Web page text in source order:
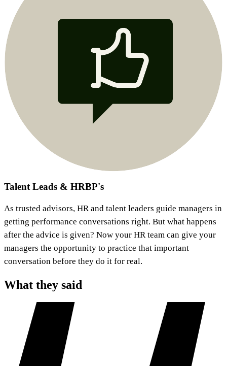
Talent Leads & HRBP's​​​​‌ ‍ ​‍​‍‌‍ ‌ ​‍‌‍‍‌‌‍‌ ‌‍‍‌‌‍ ‍​‍​‍​ ‍‍​‍​‍‌ ​ ‌‍​‌‌‍ ‍‌‍‍‌‌ ‌​‌ ‍‌​‍ ‍‌‍‍‌‌‍ ​‍​‍​‍ ​​‍​‍‌‍‍​‌ ​‍‌‍‌‌‌‍‌‍​‍​‍​ ‍‍​‍​‍‌‍‍​‌ ‌​‌ ‌​‌ ​​​ ‍‍​‍ ​‍ ‌‍ ​‌‍ ‌‍​ ‌‍​‌‌‍ ​‌‍‍​‌‍ ‌ ​ ‌ ‌​​ ‍‍​ ​ ​ ​ ​ ​ ​ ​ ​‍ ‌‍‍‌‌‍ ‍‌ ‌​‌‍‌‌‌‍ ‍‌ ‌​​‍ ‌‍‌‌‌‍‌​‌‍‍‌‌ ‌​​‍ ‌‍ ‌‌‍ ‌‍‌​‌‍‌‌​ ‌‌ ​​‌ ​‍‌‍‌‌‌ ​ ‌‍‌‌‌‍ ‍‌ ‌​‌‍​‌‌ ‌​‌‍‍‌‌‍ ‌‍ ‍​ ‍ ‌‍‍‌‌‍‌​​ ‌​ ​‌​ ​‍‌‍​ ​ ​ ‌‍‌‍‌‍​ ‌‍​ ‌‍‌‌​‍ ‌​ ‌​​ ​‍‌‍‌​​ ​‌​‍ ‌​ ‌​​ ‌‍‌‍‌​‌‍​ ​‍ ‌​ ‍‌​ ‍​‌‍‌‌‌‍​‍​‍ ‌‌‍​ ​ ​‌‌‍‌‌‌‍​ ​ ​‍‌‍‌​‌‍‌‌‌‍‌​‌‍​ ‌‍‌‌​ ‌‍​ ‌​​ ‍ ‌ ‌​‌ ‍‌‌ ​​‌‍‌‌​ ‌‌ ​​‌‍​‌‌‍‌ ‌‍‌‌​ ‍ ‌ ​​‌‍​‌‌ ‌​‌‍‍​​ ‌‌ ​​‌‍​‌‌‍‌ ‌‍‌‌‌​​‍‌ ‌‌‌‍‍‌‌‍ ​‌‍‌​‌‍‌‌‌ ​‍​‍‌‌​ ‌‌‌​​‍‌‌ ‌‍‍ ‌‍‌‌‌ ‍‌​‍‌‌​ ​ ‌​‌​​‍‌‌​ ​ ‌​‌​​‍‌‌​ ​‍​ ​‍​ ‌​​ ​ ‌‍‌‍‌‍‌​‌‍​‍​ ‌ ​ ‍‌​ ​​​ ​‍‌‍​‍​ ‌‌‌‍​‍​‍‌‌​ ​‍​ ​‍​‍‌‌​ ‌‌‌​‌​​‍ ‍‌‍​ ‌‍​‌‌ ​‍‌‍‌​‌ ​ ​‍‌‌​ ‌‌‌​​‍‌‌ ‌‍‍ ‌‍‌‌‌ ‍‌​‍‌‌​ ​ ‌​‌​​‍‌‌​ ​ ‌​‌​​‍‌‌​ ​‍​ ​‍​ ‍​‌‍‌‍​ ‌​​ ​ ​ ‌ ​ ​‍‌‍​‌​ ‌​‌‍‌‌​ ‌‌​ ‌‍​ ​​​‍‌‌​ ​‍​ ​‍​‍‌‌​ ‌‌‌​‌​​‍ ‍‌ ‌​‌‍‍‌‌ ‌​‌‍ ​‌‍‌‌​ ‌‍​‍‌‍​‌‌ ​ ‌‍‌‌‌‌‌‌‌ ​‍‌‍ ​​ ‌‌‍‍​‌ ‌​‌ ‌​‌ ​​​‍‌‌​ ​ ‌​​‌​‍‌‌​ ​‍‌​‌‍​‍‌‌​ ​‍‌​‌‍‌‍ ​‌‍ ‌‍​ ‌‍​‌‌‍ ​‌‍‍​‌‍ ‌ ​ ‌ ‌​​‍‌‌​ ​ ‌​​‌​ ​ ​ ​ ​ ​ ​ ​ ​‍‌‍‌‍‍‌‌‍‌​​ ‌​ ​‌​ ​‍‌‍​ ​ ​ ‌‍‌‍‌‍​ ‌‍​ ‌‍‌‌​‍ ‌​ ‌​​ ​‍‌‍‌​​ ​‌​‍ ‌​ ‌​​ ‌‍‌‍‌​‌‍​ ​‍ ‌​ ‍‌​ ‍​‌‍‌‌‌‍​‍​‍ ‌‌‍​ ​ ​‌‌‍‌‌‌‍​ ​ ​‍‌‍‌​‌‍‌‌‌‍‌​‌‍​ ‌‍‌‌​ ‌‍​ ‌​​‍‌‍‌ ‌​‌ ‍‌‌ ​​‌‍‌‌​ ‌‌ ​​‌‍​‌‌‍‌ ‌‍‌‌​‍‌‍‌ ​​‌‍​‌‌ ‌​‌‍‍​​ ‌‌ ​​‌‍​‌‌‍‌ ‌‍‌‌‌​​‍‌ ‌‌‌‍‍‌‌‍ ​‌‍‌​‌‍‌‌‌ ​‍​‍‌‌​ ‌‌‌​​‍‌‌ ‌‍‍ ‌‍‌‌‌ ‍‌​‍‌‌​ ​ ‌​‌​​‍‌‌​ ​ ‌​‌​​‍‌‌​ ​‍​ ​‍​ ‌​​ ​ ‌‍‌‍‌‍‌​‌‍​‍​ ‌ ​ ‍‌​ ​​​ ​‍‌‍​‍​ ‌‌‌‍​‍​‍‌‌​ ​‍​ ​‍​‍‌‌​ ‌‌‌​‌​​‍ ‍‌‍​ ‌‍​‌‌ ​‍‌‍‌​‌ ​ ​‍‌‌​ ‌‌‌​​‍‌‌ ‌‍‍ ‌‍‌‌‌ ‍‌​‍‌‌​ ​ ‌​‌​​‍‌‌​ ​ ‌​‌​​‍‌‌​ ​‍​ ​‍​ ‍​‌‍‌‍​ ‌​​ ​ ​ ‌ ​ ​‍‌‍​‌​ ‌​‌‍‌‌​ ‌‌​ ‌‍​ ​​​‍‌‌​ ​‍​ ​‍​‍‌‌​ ‌‌‌​‌​​‍ ‍‌ ‌​‌‍‍‌‌ ‌​‌‍ ​‌‍‌‌​‍‌‍‌ ​​‌‍‌‌‌ ​‍‌ ​ ‌ ​​‌‍‌‌‌‍​ ‌ ‌​‌‍‍‌‌ ‌‍‌‍‌‌​ ‌‌ ​​‌ ‌‌‌‍​‍‌‍ ​‌‍‍‌‌ ​ ‌‍‍​‌‍‌‌‌‍‌​​‍​‍‌ ‌
As trusted advisors, HR and talent leaders guide managers in
getting performance conversations right. But what happens
after the advice is given? Now your HR team can give your
managers the opportunity to practice that important
conversation before they do it for real.​​​​‌ ‍ ​‍​‍‌‍ ‌ ​‍‌‍‍‌‌‍‌ ‌‍‍‌‌‍ ‍​‍​‍​ ‍‍​‍​‍‌ ​ ‌‍​‌‌‍ ‍‌‍‍‌‌ ‌​‌ ‍‌​‍ ‍‌‍‍‌‌‍ ​‍​‍​‍ ​​‍​‍‌‍‍​‌ ​‍‌‍‌‌‌‍‌‍​‍​‍​ ‍‍​‍​‍‌‍‍​‌ ‌​‌ ‌​‌ ​​​ ‍‍​‍ ​‍ ‌‍ ​‌‍ ‌‍​ ‌‍​‌‌‍ ​‌‍‍​‌‍ ‌ ​ ‌ ‌​​ ‍‍​ ​ ​ ​ ​ ​ ​ ​ ​‍ ‌‍‍‌‌‍ ‍‌ ‌​‌‍‌‌‌‍ ‍‌ ‌​​‍ ‌‍‌‌‌‍‌​‌‍‍‌‌ ‌​​‍ ‌‍ ‌‌‍ ‌‍‌​‌‍‌‌​ ‌‌ ​​‌ ​‍‌‍‌‌‌ ​ ‌‍‌‌‌‍ ‍‌ ‌​‌‍​‌‌ ‌​‌‍‍‌‌‍ ‌‍ ‍​ ‍ ‌‍‍‌‌‍‌​​ ‌​ ​‌​ ​‍‌‍​ ​ ​ ‌‍‌‍‌‍​ ‌‍​ ‌‍‌‌​‍ ‌​ ‌​​ ​‍‌‍‌​​ ​‌​‍ ‌​ ‌​​ ‌‍‌‍‌​‌‍​ ​‍ ‌​ ‍‌​ ‍​‌‍‌‌‌‍​‍​‍ ‌‌‍​ ​ ​‌‌‍‌‌‌‍​ ​ ​‍‌‍‌​‌‍‌‌‌‍‌​‌‍​ ‌‍‌‌​ ‌‍​ ‌​​ ‍ ‌ ‌​‌ ‍‌‌ ​​‌‍‌‌​ ‌‌ ​​‌‍​‌‌‍‌ ‌‍‌‌​ ‍ ‌ ​​‌‍​‌‌ ‌​‌‍‍​​ ‌‌ ​​‌‍​‌‌‍‌ ‌‍‌‌‌​​‍‌ ‌‌‌‍‍‌‌‍ ​‌‍‌​‌‍‌‌‌ ​‍​‍‌‌​ ‌‌‌​​‍‌‌ ‌‍‍ ‌‍‌‌‌ ‍‌​‍‌‌​ ​ ‌​‌​​‍‌‌​ ​ ‌​‌​​‍‌‌​ ​‍​ ​‍​ ‌​​ ​ ‌‍‌‍‌‍‌​‌‍​‍​ ‌ ​ ‍‌​ ​​​ ​‍‌‍​‍​ ‌‌‌‍​‍​‍‌‌​ ​‍​ ​‍​‍‌‌​ ‌‌‌​‌​​‍ ‍‌‍​ ‌‍​‌‌ ​‍‌‍‌​‌ ​ ​‍‌‌​ ‌‌‌​​‍‌‌ ‌‍‍ ‌‍‌‌‌ ‍‌​‍‌‌​ ​ ‌​‌​​‍‌‌​ ​ ‌​‌​​‍‌‌​ ​‍​ ​‍​ ‍​‌‍‌‍​ ‌​​ ​ ​ ‌ ​ ​‍‌‍​‌​ ‌​‌‍‌‌​ ‌‌​ ‌‍​ ​​​‍‌‌​ ​‍​ ​‍​‍‌‌​ ‌‌‌​‌​​‍ ‍‌ ​‍‌‍‍‌‌‍​ ‌‍‍​‌‌‌​‌‍‌‌‌ ‍​‌ ‌​​‍‌‌​ ‌‌‌​​‍‌‌ ‌‍‍ ‌‍‌‌‌ ‍‌​‍‌‌​ ​ ‌​‌​​‍‌‌​ ​ ‌​‌​​‍‌‌​ ​‍​ ​‍​ ‍​‌‍‌‌​ ‌​‌‍‌‍​ ‌​​ ​ ‌‍​ ​ ​‌​ ​ ​ ​‌‌‍​ ‌‍​ ​‍‌‌​ ​‍​ ​‍​‍‌‌​ ‌‌‌​‌​​‍ ‍‌‍​ ‌‍‍​‌‍‍‌‌‍ ​‌‍‌​‌ ​‍‌‍‌‌‌‍ ‍​‍‌‌​ ‌‌‌​​‍‌‌ ‌‍‍ ‌‍‌‌‌ ‍‌​‍‌‌​ ​ ‌​‌​​‍‌‌​ ​ ‌​‌​​‍‌‌​ ​‍​ ​‍​ ​‌‌‍‌‍‌‍​‍​ ‌‌‌‍‌​‌‍​‌‌‍‌‌​ ‌‍‌‍‌​​ ​‍​ ‌​‌‍‌‌​‍‌‌​ ​‍​ ​‍​‍‌‌​ ‌‌‌​‌​​‍ ‍‌ ‌​‌‍‌‌‌ ‍​‌ ‌​​ ‌‍​‍‌‍​‌‌ ​ ‌‍‌‌‌‌‌‌‌ ​‍‌‍ ​​ ‌‌‍‍​‌ ‌​‌ ‌​‌ ​​​‍‌‌​ ​ ‌​​‌​‍‌‌​ ​‍‌​‌‍​‍‌‌​ ​‍‌​‌‍‌‍ ​‌‍ ‌‍​ ‌‍​‌‌‍ ​‌‍‍​‌‍ ‌ ​ ‌ ‌​​‍‌‌​ ​ ‌​​‌​ ​ ​ ​ ​ ​ ​ ​ ​‍‌‍‌‍‍‌‌‍‌​​ ‌​ ​‌​ ​‍‌‍​ ​ ​ ‌‍‌‍‌‍​ ‌‍​ ‌‍‌‌​‍ ‌​ ‌​​ ​‍‌‍‌​​ ​‌​‍ ‌​ ‌​​ ‌‍‌‍‌​‌‍​ ​‍ ‌​ ‍‌​ ‍​‌‍‌‌‌‍​‍​‍ ‌‌‍​ ​ ​‌‌‍‌‌‌‍​ ​ ​‍‌‍‌​‌‍‌‌‌‍‌​‌‍​ ‌‍‌‌​ ‌‍​ ‌​​‍‌‍‌ ‌​‌ ‍‌‌ ​​‌‍‌‌​ ‌‌ ​​‌‍​‌‌‍‌ ‌‍‌‌​‍‌‍‌ ​​‌‍​‌‌ ‌​‌‍‍​​ ‌‌ ​​‌‍​‌‌‍‌ ‌‍‌‌‌​​‍‌ ‌‌‌‍‍‌‌‍ ​‌‍‌​‌‍‌‌‌ ​‍​‍‌‌​ ‌‌‌​​‍‌‌ ‌‍‍ ‌‍‌‌‌ ‍‌​‍‌‌​ ​ ‌​‌​​‍‌‌​ ​ ‌​‌​​‍‌‌​ ​‍​ ​‍​ ‌​​ ​ ‌‍‌‍‌‍‌​‌‍​‍​ ‌ ​ ‍‌​ ​​​ ​‍‌‍​‍​ ‌‌‌‍​‍​‍‌‌​ ​‍​ ​‍​‍‌‌​ ‌‌‌​‌​​‍ ‍‌‍​ ‌‍​‌‌ ​‍‌‍‌​‌ ​ ​‍‌‌​ ‌‌‌​​‍‌‌ ‌‍‍ ‌‍‌‌‌ ‍‌​‍‌‌​ ​ ‌​‌​​‍‌‌​ ​ ‌​‌​​‍‌‌​ ​‍​ ​‍​ ‍​‌‍‌‍​ ‌​​ ​ ​ ‌ ​ ​‍‌‍​‌​ ‌​‌‍‌‌​ ‌‌​ ‌‍​ ​​​‍‌‌​ ​‍​ ​‍​‍‌‌​ ‌‌‌​‌​​‍ ‍‌ ​‍‌‍‍‌‌‍​ ‌‍‍​‌‌‌​‌‍‌‌‌ ‍​‌ ‌​​‍‌‌​ ‌‌‌​​‍‌‌ ‌‍‍ ‌‍‌‌‌ ‍‌​‍‌‌​ ​ ‌​‌​​‍‌‌​ ​ ‌​‌​​‍‌‌​ ​‍​ ​‍​ ‍​‌‍‌‌​ ‌​‌‍‌‍​ ‌​​ ​ ‌‍​ ​ ​‌​ ​ ​ ​‌‌‍​ ‌‍​ ​‍‌‌​ ​‍​ ​‍​‍‌‌​ ‌‌‌​‌​​‍ ‍‌‍​ ‌‍‍​‌‍‍‌‌‍ ​‌‍‌​‌ ​‍‌‍‌‌‌‍ ‍​‍‌‌​ ‌‌‌​​‍‌‌ ‌‍‍ ‌‍‌‌‌ ‍‌​‍‌‌​ ​ ‌​‌​​‍‌‌​ ​ ‌​‌​​‍‌‌​ ​‍​ ​‍​ ​‌‌‍‌‍‌‍​‍​ ‌‌‌‍‌​‌‍​‌‌‍‌‌​ ‌‍‌‍‌​​ ​‍​ ‌​‌‍‌‌​‍‌‌​ ​‍​ ​‍​‍‌‌​ ‌‌‌​‌​​‍ ‍‌ ‌​‌‍‌‌‌ ‍​‌ ‌​​‍‌‍‌ ​​‌‍‌‌‌ ​‍‌ ​ ‌ ​​‌‍‌‌‌‍​ ‌ ‌​‌‍‍‌‌ ‌‍‌‍‌‌​ ‌‌ ​​‌ ‌‌‌‍​‍‌‍ ​‌‍‍‌‌ ​ ‌‍‍​‌‍‌‌‌‍‌​​‍​‍‌ ‌
What they said​​​​‌ ‍ ​‍​‍‌‍ ‌ ​‍‌‍‍‌‌‍‌ ‌‍‍‌‌‍ ‍​‍​‍​ ‍‍​‍​‍‌ ​ ‌‍​‌‌‍ ‍‌‍‍‌‌ ‌​‌ ‍‌​‍ ‍‌‍‍‌‌‍ ​‍​‍​‍ ​​‍​‍‌‍‍​‌ ​‍‌‍‌‌‌‍‌‍​‍​‍​ ‍‍​‍​‍‌‍‍​‌ ‌​‌ ‌​‌ ​​​ ‍‍​‍ ​‍ ‌‍ ​‌‍ ‌‍​ ‌‍​‌‌‍ ​‌‍‍​‌‍ ‌ ​ ‌ ‌​​ ‍‍​ ​ ​ ​ ​ ​ ​ ​ ​‍ ‌‍‍‌‌‍ ‍‌ ‌​‌‍‌‌‌‍ ‍‌ ‌​​‍ ‌‍‌‌‌‍‌​‌‍‍‌‌ ‌​​‍ ‌‍ ‌‌‍ ‌‍‌​‌‍‌‌​ ‌‌ ​​‌ ​‍‌‍‌‌‌ ​ ‌‍‌‌‌‍ ‍‌ ‌​‌‍​‌‌ ‌​‌‍‍‌‌‍ ‌‍ ‍​ ‍ ‌‍‍‌‌‍‌​​ ‌​ ​‌​ ​‍‌‍​ ​ ​ ‌‍‌‍‌‍​ ‌‍​ ‌‍‌‌​‍ ‌​ ‌​​ ​‍‌‍‌​​ ​‌​‍ ‌​ ‌​​ ‌‍‌‍‌​‌‍​ ​‍ ‌​ ‍‌​ ‍​‌‍‌‌‌‍​‍​‍ ‌‌‍​ ​ ​‌‌‍‌‌‌‍​ ​ ​‍‌‍‌​‌‍‌‌‌‍‌​‌‍​ ‌‍‌‌​ ‌‍​ ‌​​ ‍ ‌ ‌​‌ ‍‌‌ ​​‌‍‌‌​ ‌‌ ​​‌‍​‌‌‍‌ ‌‍‌‌​ ‍ ‌ ​​‌‍​‌‌ ‌​‌‍‍​​ ‌‌ ​​‌‍​‌‌‍‌ ‌‍‌‌‌​​‍‌ ‌‌‌‍‍‌‌‍ ​‌‍‌​‌‍‌‌‌ ​‍​‍‌‌​ ‌‌‌​​‍‌‌ ‌‍‍ ‌‍‌‌‌ ‍‌​‍‌‌​ ​ ‌​‌​​‍‌‌​ ​ ‌​‌​​‍‌‌​ ​‍​ ​‍​ ‍​​ ‌‌​ ‌​​ ​​‌‍​‌‌‍​ ‌‍​ ​ ‍​​ ‍‌‌‍​ ‌‍‌‌‌‍​‍​‍‌‌​ ​‍​ ​‍​‍‌‌​ ‌‌‌​‌​​‍ ‍‌ ‌​‌‍‍‌‌ ‌​‌‍ ​‌‍‌‌​ ‌‍​‍‌‍​‌‌ ​ ‌‍‌‌‌‌‌‌‌ ​‍‌‍ ​​ ‌‌‍‍​‌ ‌​‌ ‌​‌ ​​​‍‌‌​ ​ ‌​​‌​‍‌‌​ ​‍‌​‌‍​‍‌‌​ ​‍‌​‌‍‌‍ ​‌‍ ‌‍​ ‌‍​‌‌‍ ​‌‍‍​‌‍ ‌ ​ ‌ ‌​​‍‌‌​ ​ ‌​​‌​ ​ ​ ​ ​ ​ ​ ​ ​‍‌‍‌‍‍‌‌‍‌​​ ‌​ ​‌​ ​‍‌‍​ ​ ​ ‌‍‌‍‌‍​ ‌‍​ ‌‍‌‌​‍ ‌​ ‌​​ ​‍‌‍‌​​ ​‌​‍ ‌​ ‌​​ ‌‍‌‍‌​‌‍​ ​‍ ‌​ ‍‌​ ‍​‌‍‌‌‌‍​‍​‍ ‌‌‍​ ​ ​‌‌‍‌‌‌‍​ ​ ​‍‌‍‌​‌‍‌‌‌‍‌​‌‍​ ‌‍‌‌​ ‌‍​ ‌​​‍‌‍‌ ‌​‌ ‍‌‌ ​​‌‍‌‌​ ‌‌ ​​‌‍​‌‌‍‌ ‌‍‌‌​‍‌‍‌ ​​‌‍​‌‌ ‌​‌‍‍​​ ‌‌ ​​‌‍​‌‌‍‌ ‌‍‌‌‌​​‍‌ ‌‌‌‍‍‌‌‍ ​‌‍‌​‌‍‌‌‌ ​‍​‍‌‌​ ‌‌‌​​‍‌‌ ‌‍‍ ‌‍‌‌‌ ‍‌​‍‌‌​ ​ ‌​‌​​‍‌‌​ ​ ‌​‌​​‍‌‌​ ​‍​ ​‍​ ‍​​ ‌‌​ ‌​​ ​​‌‍​‌‌‍​ ‌‍​ ​ ‍​​ ‍‌‌‍​ ‌‍‌‌‌‍​‍​‍‌‌​ ​‍​ ​‍​‍‌‌​ ‌‌‌​‌​​‍ ‍‌ ‌​‌‍‍‌‌ ‌​‌‍ ​‌‍‌‌​‍‌‍‌ ​​‌‍‌‌‌ ​‍‌ ​ ‌ ​​‌‍‌‌‌‍​ ‌ ‌​‌‍‍‌‌ ‌‍‌‍‌‌​ ‌‌ ​​‌ ‌‌‌‍​‍‌‍ ​‌‍‍‌‌ ​ ‌‍‍​‌‍‌‌‌‍‌​​‍​‍‌ ‌